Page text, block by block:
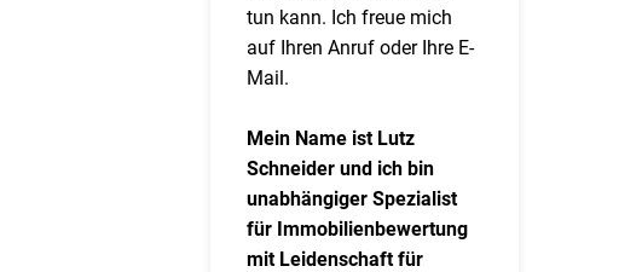
tun kann. Ich freue mich
auf Ihren Anruf oder Ihre E-
Mail.
Mein Name ist Lutz
Schneider und ich bin
unabhängiger Spezialist
für Immobilienbewertung
mit Leidenschaft für